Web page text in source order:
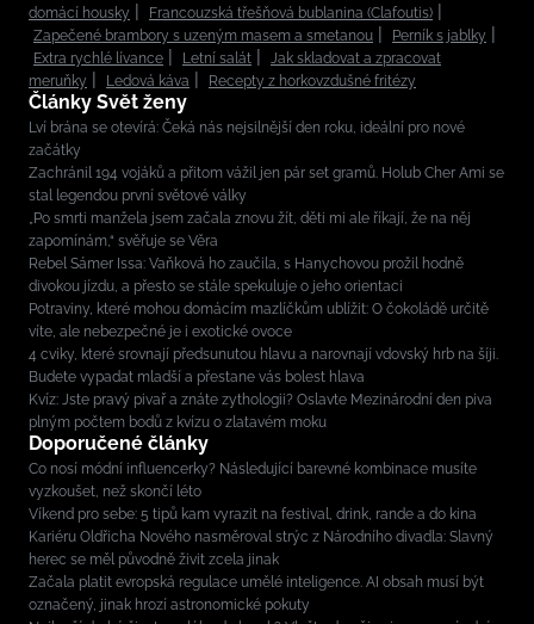
domácí housky
Francouzská třešňová bublanina (Clafoutis)
Zapečené brambory s uzeným masem a smetanou
Perník s jablky
Extra rychlé lívance
Letní salát
Jak skladovat a zpracovat
meruňky
Ledová káva Recepty z horkovzdušné fritézy
Články Svět ženy
Lví brána se otevírá: Čeká nás nejsilnější den roku, ideální pro nové
začátky
Zachránil 194 vojáků a přitom vážil jen pár set gramů. Holub Cher Ami se
stal legendou první světové války
„Po smrti manžela jsem začala znovu žít, děti mi ale říkají, že na něj
zapomínám,“ svěřuje se Věra
Rebel Sámer Issa: Vaňková ho zaučila, s Hanychovou prožil hodně
divokou jízdu, a přesto se stále spekuluje o jeho orientaci
Potraviny, které mohou domácím mazlíčkům ublížit: O čokoládě určitě
víte, ale nebezpečné je i exotické ovoce
4 cviky, které srovnají předsunutou hlavu a narovnají vdovský hrb na šíji.
Budete vypadat mladší a přestane vás bolest hlava
Kvíz: Jste pravý pivař a znáte zythologii? Oslavte Mezinárodní den piva
plným počtem bodů z kvízu o zlatavém moku
Doporučené články
Co nosí módní influencerky? Následující barevné kombinace musíte
vyzkoušet, než skončí léto
Víkend pro sebe: 5 tipů kam vyrazit na festival, drink, rande a do kina
Kariéru Oldřicha Nového nasměroval strýc z Národního divadla: Slavný
herec se měl původně živit zcela jinak
Začala platit evropská regulace umělé inteligence. AI obsah musí být
označený, jinak hrozí astronomické pokuty